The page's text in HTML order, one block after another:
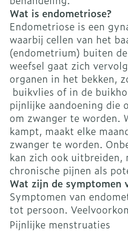
Wat is endometriose?
Endometriose is een
waarbij cellen van het
(endometrium) buiten
weefsel gaat zich
organen in het bekken,
buikvlies of in de
pijnlijke aandoening die
om zwanger te worden.
kampt, maakt elke
zwanger te worden.
kan zich ook uitbreiden,
chronische pijnen als
Wat zijn de symptomen
Symptomen van
tot persoon.
Pijnlijke menstruaties